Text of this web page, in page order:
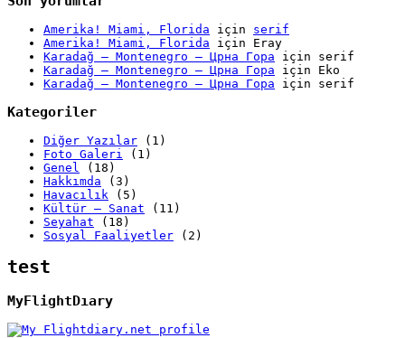
Amerika! Miami, Florida için serif
Amerika! Miami, Florida için Eray
Karadağ – Montenegro – Црна Гора için serif
Karadağ – Montenegro – Црна Гора için Eko
Karadağ – Montenegro – Црна Гора için serif
Kategoriler
Diğer Yazılar (1)
Foto Galeri (1)
Genel (18)
Hakkımda (3)
Havacılık (5)
Kültür – Sanat (11)
Seyahat (18)
Sosyal Faaliyetler (2)
test
MyFlightDıary